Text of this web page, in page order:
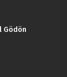
Gödön